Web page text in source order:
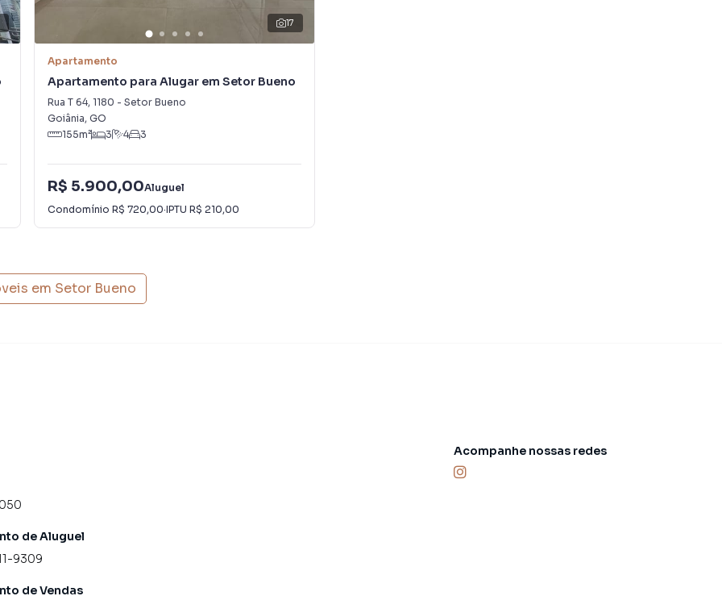
sua visita!
17
Apartamento
Apartamento para Alugar em Setor Bueno
Rua T 64, 1180 - Setor Bueno
Goiânia, GO
155m² 3 4 3
R$ 5.900,00Aluguel
Condomínio R$ 720,00·IPTU R$ 210,00
em Setor Bueno
de Aluguel
9309
de Vendas
Acompanhe nossas redes